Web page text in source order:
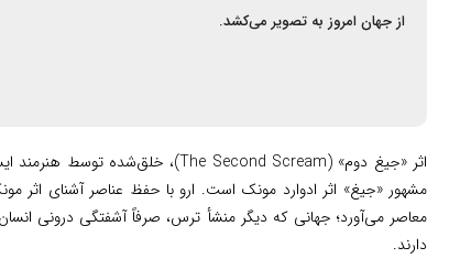
از جهان امروز به تصویر می‌کشد.
مشهور «جیغ» اثر ادوارد مونک است. ارو با حفظ عناصر آشنای اثر
معاصر می‌آورد؛ جهانی که دیگر منشأ ترس، صرفاً آشفتگی درونی
دارند.